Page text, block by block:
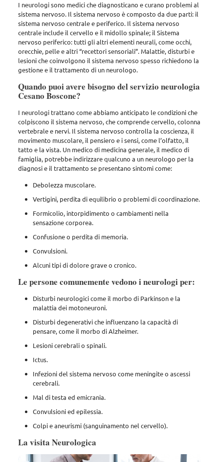
I neurologi sono medici che diagnosticano e curano problemi al
sistema nervoso. Il sistema nervoso è composto da due parti: il
sistema nervoso centrale e periferico. Il sistema nervoso
centrale include il cervello e il midollo spinale; il Sistema
nervoso periferico: tutti gli altri elementi neurali, come occhi,
orecchie, pelle e altri “recettori sensoriali”. Malattie, disturbi e
lesioni che coinvolgono il sistema nervoso spesso richiedono la
gestione e il trattamento di un neurologo.
Quando puoi avere bisogno del servizio neurologia
Cesano Boscone?
I neurologi trattano come abbiamo anticipato le condizioni che
colpiscono il sistema nervoso, che comprende cervello, colonna
vertebrale e nervi. Il sistema nervoso controlla la coscienza, il
movimento muscolare, il pensiero e i sensi, come l’olfatto, il
tatto e la vista. Un medico di medicina generale, il medico di
famiglia, potrebbe indirizzare qualcuno a un neurologo per la
diagnosi e il trattamento se presentano sintomi come:
Debolezza muscolare.
Vertigini, perdita di equilibrio o problemi di coordinazione.
Formicolio, intorpidimento o cambiamenti nella
sensazione corporea.
Confusione o perdita di memoria.
Convulsioni.
Alcuni tipi di dolore grave o cronico.
Le persone comunemente vedono i neurologi per:
Disturbi neurologici come il morbo di Parkinson e la
malattia dei motoneuroni.
Disturbi degenerativi che influenzano la capacità di
pensare, come il morbo di Alzheimer.
Lesioni cerebrali o spinali.
Ictus.
Infezioni del sistema nervoso come meningite o ascessi
cerebrali.
Mal di testa ed emicrania.
Convulsioni ed epilessia.
Colpi e aneurismi (sanguinamento nel cervello).
La visita Neurologica